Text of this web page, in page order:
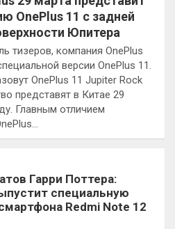
OnePlus 11 с задней
Юпитера
тизеров, компания OnePlus
версии OnePlus 11.
OnePlus 11 Jupiter Rock
представят в Китае 29
Главным отличием
Гарри Поттера:
специальную
Redmi Note 12